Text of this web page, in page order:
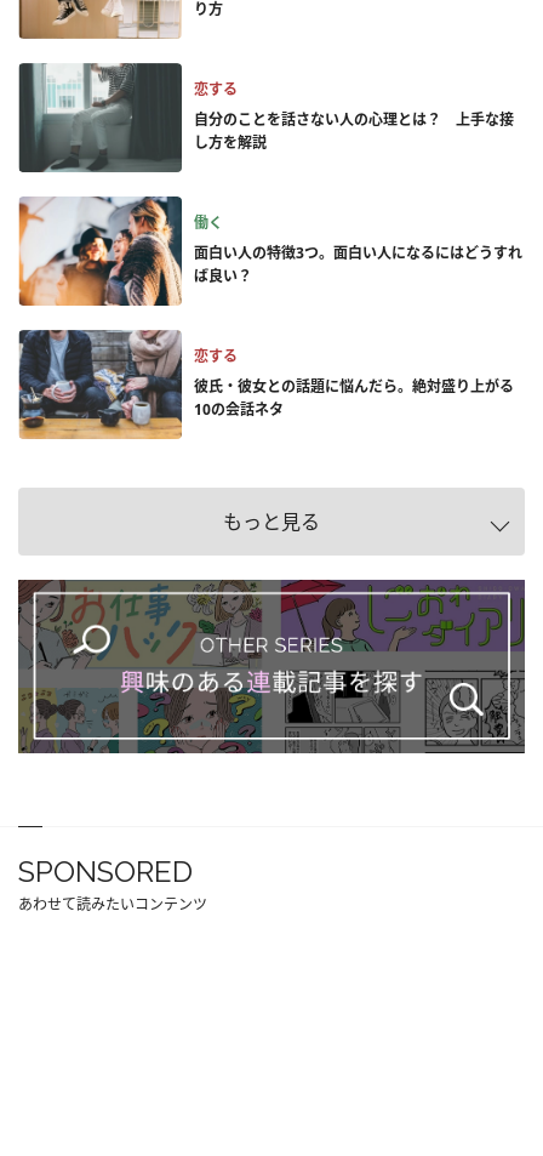
り方
恋する
自分のことを話さない人の心理とは？ 上手な接
し方を解説
働く
面白い人の特徴3つ。面白い人になるにはどうすれ
ば良い？
恋する
彼氏・彼女との話題に悩んだら。絶対盛り上がる
10の会話ネタ
もっと見る
SPONSORED
あわせて読みたいコンテンツ